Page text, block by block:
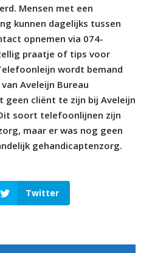
Mensen met een
kunnen dagelijks tussen
opnemen via 074-
praatje of tips voor
wordt bemand
Aveleijn Bureau
geen cliënt te zijn bij Aveleijn
soort telefoonlijnen zijn
maar er was nog geen
gehandicaptenzorg.
Twitter